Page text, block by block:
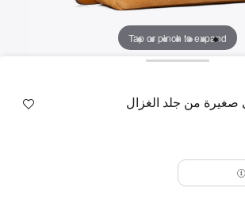
Tap or pinch to expand
صغيرة من جلد الغزال